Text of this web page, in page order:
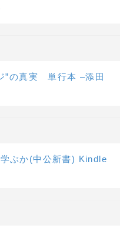
”の真実 単行本 –添田
ぶか(中公新書) Kindle